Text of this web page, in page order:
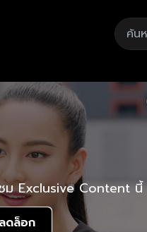
ชม Exclusive Content นี้
ดล็อก